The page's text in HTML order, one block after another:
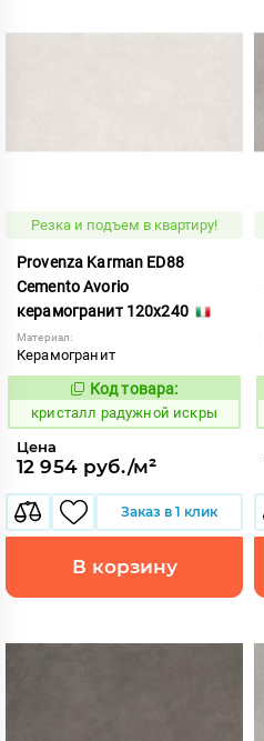
Резка и подъем в квартиру!
Provenza Karman ED88
Cemento Avorio
керамогранит 120x240
Материал:
Керамогранит
822034
Код товара:
кристалл радужной искры
Цена
12 954 руб./м²
Заказ в 1 клик
В корзину